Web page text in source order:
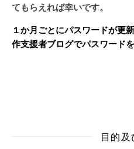
てもらえれば幸いです。
１か月ごとにパスワードが更新
作支援者ブログでパスワードを
目的及